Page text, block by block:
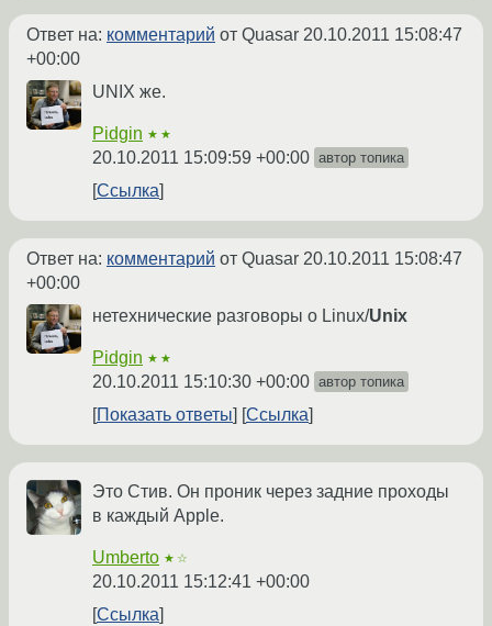
Ответ на: комментарий от Quasar 20.10.2011 15:08:47
+00:00
UNIX же.
Pidgin ★★
20.10.2011 15:09:59 +00:00 автор топика
Ссылка
Ответ на: комментарий от Quasar 20.10.2011 15:08:47
+00:00
нетехнические разговоры о Linux/Unix
Pidgin ★★
20.10.2011 15:10:30 +00:00 автор топика
Показать ответы Ссылка
Это Стив. Он проник через задние проходы
в каждый Apple.
Umberto ★☆
20.10.2011 15:12:41 +00:00
Ссылка